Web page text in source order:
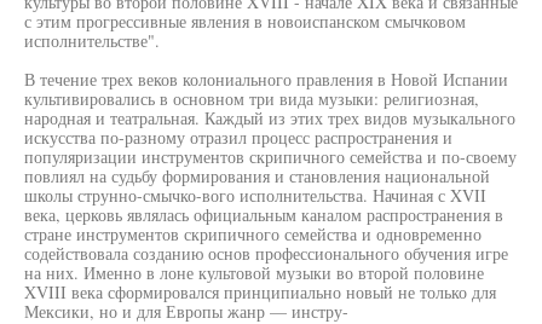
с этим прогрессивные явления в новоиспанском смычковом
исполнительстве".
В течение трех веков колониального правления в Новой Испании
культивировались в основном три вида музыки: религиозная,
народная и театральная. Каждый из этих трех видов музыкального
искусства по-разному отразил процесс распространения и
популяризации инструментов скрипичного семейства и по-своему
повлиял на судьбу формирования и становления национальной
школы струнно-смычко-вого исполнительства. Начиная с XVII
века, церковь являлась официальным каналом распространения в
стране инструментов скрипичного семейства и одновременно
содействовала созданию основ профессионального обучения игре
на них. Именно в лоне культовой музыки во второй половине
XVIII века сформировался принципиально новый не только для
Мексики, но и для Европы жанр — инстру-